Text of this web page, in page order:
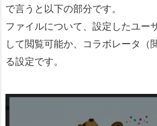
で言うと以下の部分です。
ファイルについて、設定したユ
して閲覧可能か、コラボレータ（
る設定です。